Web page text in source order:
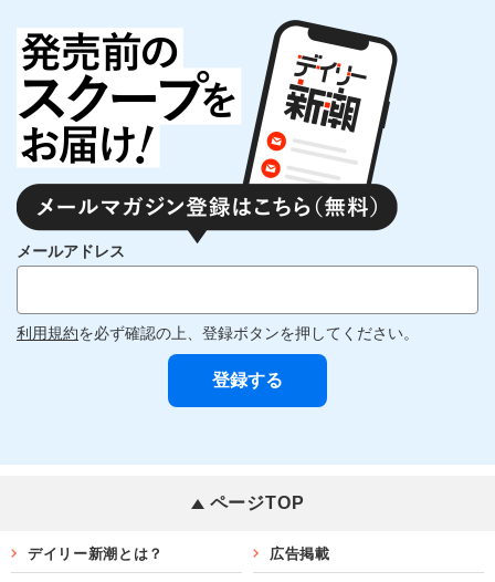
メールアドレス
利用規約を必ず確認の上、登録ボタンを押してください。
ページTOP
デイリー新潮とは？ 広告掲載